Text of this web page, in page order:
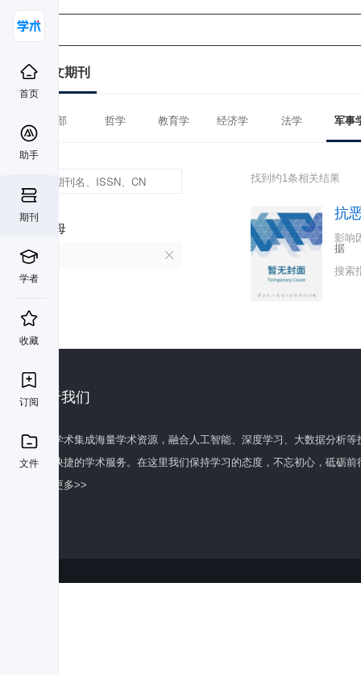
首页
助手
期刊
学者
收藏
订阅
文件
中文期刊
全部 哲学 教育学 经济学 法学 军事
首字母
K
找到约1条相关结果
抗
影响
据
搜索
关于我们
百度学术集成海量学术资源，融合人工智能、深度学习、大数据分析
全面快捷的学术服务。在这里我们保持学习的态度，不忘初心，砥砺前
了解更多>>